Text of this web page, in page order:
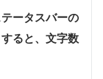
ータスバーの
ると、文字数